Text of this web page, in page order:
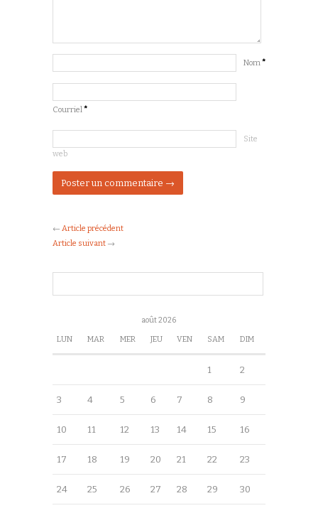
Nom*
Courriel*
Site
web
← Article précédent
Article suivant →
août 2026
LUN MAR MER JEU VEN SAM DIM
1 2
3 4 5 6 7 8 9
10 11 12 13 14 15 16
17 18 19 20 21 22 23
24 25 26 27 28 29 30